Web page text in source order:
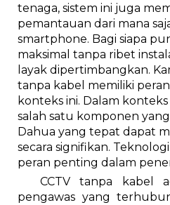
tenaga, sistem ini juga
pemantauan dari mana
smartphone. Bagi siapa
maksimal tanpa ribet
layak dipertimbangkan.
tanpa kabel memiliki
konteks ini. Dalam
salah satu komponen
Dahua yang tepat dapat
secara signifikan.
peran penting dalam
CCTV tanpa kabel
pengawas yang